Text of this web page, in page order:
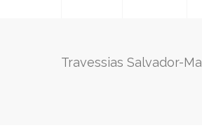
Travessias Salvador-